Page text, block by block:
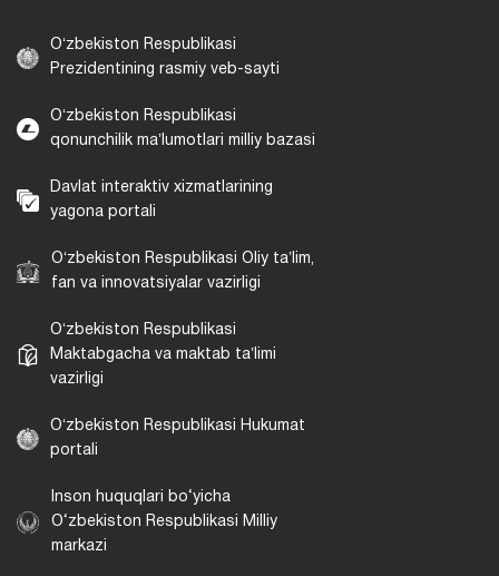
Oʻzbekiston Respublikasi
Prezidentining rasmiy veb-sayti
Oʻzbekiston Respublikasi
qonunchilik maʼlumotlari milliy bazasi
Davlat interaktiv xizmatlarining
yagona portali
Oʻzbekiston Respublikasi Oliy taʼlim,
fan va innovatsiyalar vazirligi
Oʻzbekiston Respublikasi
Maktabgacha va maktab taʼlimi
vazirligi
Oʻzbekiston Respublikasi Hukumat
portali
Inson huquqlari bo‘yicha
O‘zbekiston Respublikasi Milliy
markazi